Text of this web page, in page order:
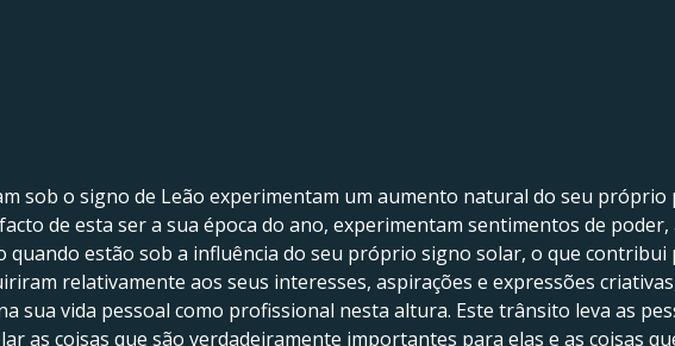
sob o signo de Leão experimentam um aumento natural do seu
de esta ser a sua época do ano, experimentam sentimentos de
quando estão sob a influência do seu próprio signo solar, o que
relativamente aos seus interesses, aspirações e expressões
sua vida pessoal como profissional nesta altura. Este trânsito leva as
as coisas que são verdadeiramente importantes para elas e as coisas